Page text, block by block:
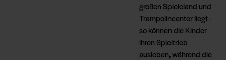
großen Spieleland und
Trampolincenter liegt -
so können die Kinder
ihren Spieltrieb
ausleben, während die